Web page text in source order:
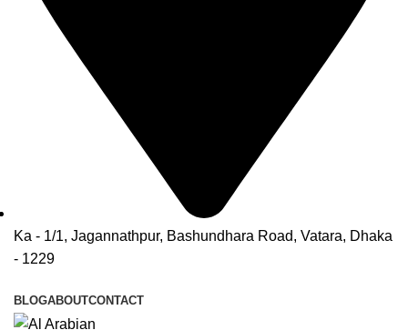
Ka - 1/1, Jagannathpur, Bashundhara Road, Vatara, Dhaka
- 1229
BLOGABOUTCONTACT